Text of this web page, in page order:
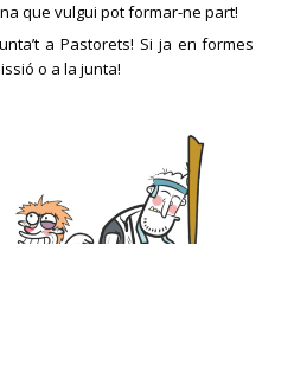
que vulgui pot formar-ne part!
a Pastorets! Si ja en formes
o a la junta!